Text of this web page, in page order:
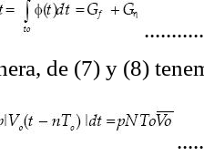
de (7) y (8)